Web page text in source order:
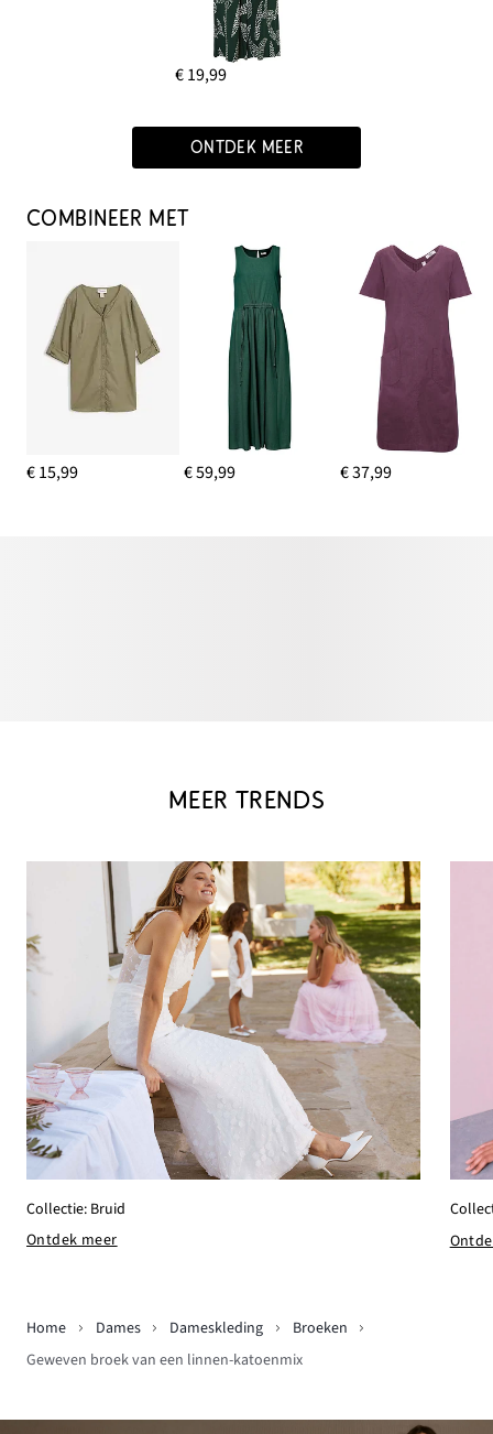
€ 19,99
ONTDEK MEER
COMBINEER MET
€ 15,99 € 59,99 € 37,99
MEER TRENDS
Collectie: Bruid
Ontdek meer
Home Dames Dameskleding
Broeken
Geweven broek van een linnen-katoenmix